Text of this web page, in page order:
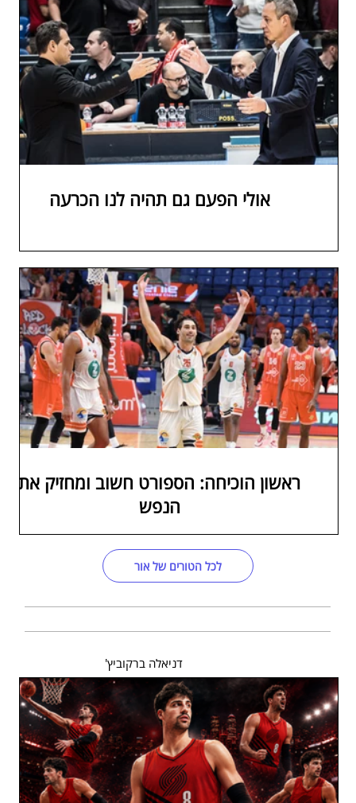
אולי הפעם גם תהיה לנו הכרעה
ראשון הוכיחה: הספורט חשוב ומחזיק את
הנפש
לכל הטורים של אור
דניאלה ברקוביץ'